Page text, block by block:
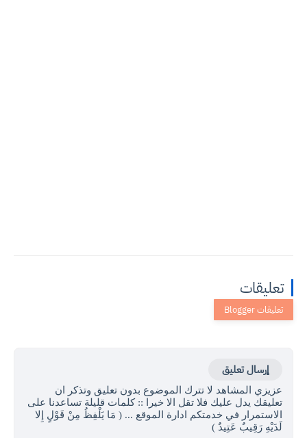
تعليقات
إرسال تعليق
عزيزي المشاهد لا تترك الموضوع بدون تعليق وتذكر ان
تعليقك يدل عليك فلا تقل الا خيرا :: كلمات قليلة تساعدنا على
الاستمرار في خدمتكم ادارة الموقع ... ( مَا يَلْفِظُ مِنْ قَوْلٍ إِلا
لَدَيْهِ رَقِيبٌ عَتِيدٌ )